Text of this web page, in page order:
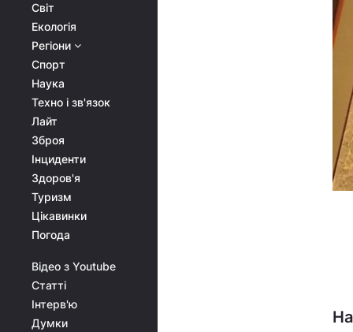
Світ
Екологія
Регіони
Спорт
Наука
Техно і зв'язок
Лайт
Зброя
Інциденти
Здоров'я
Туризм
Цікавинки
Погода
Відео з Youtube
Статті
Інтерв'ю
Думки